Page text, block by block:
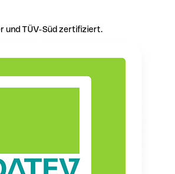
und TÜV-Süd zertifiziert.